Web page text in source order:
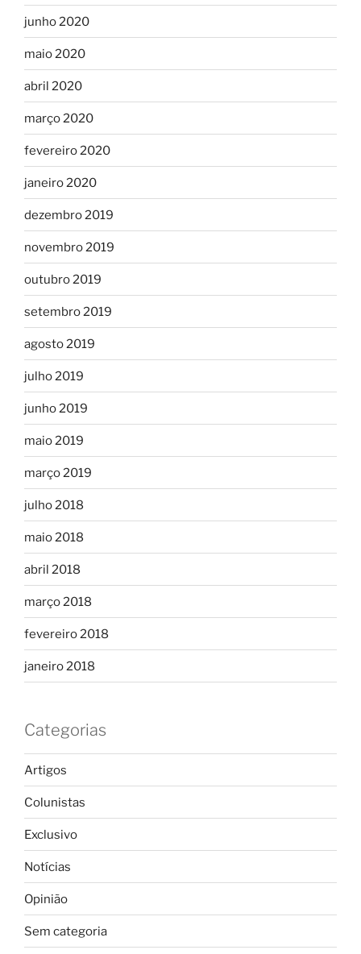
junho 2020
maio 2020
abril 2020
março 2020
fevereiro 2020
janeiro 2020
dezembro 2019
novembro 2019
outubro 2019
setembro 2019
agosto 2019
julho 2019
junho 2019
maio 2019
março 2019
julho 2018
maio 2018
abril 2018
março 2018
fevereiro 2018
janeiro 2018
Categorias
Artigos
Colunistas
Exclusivo
Notícias
Opinião
Sem categoria